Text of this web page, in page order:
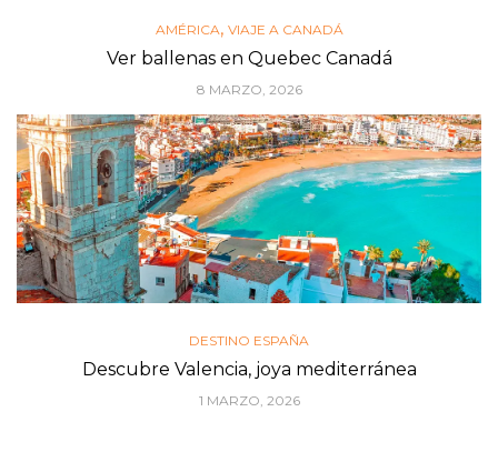
AMÉRICA, VIAJE A CANADÁ
Ver ballenas en Quebec Canadá
8 MARZO, 2026
DESTINO ESPAÑA
Descubre Valencia, joya mediterránea
1 MARZO, 2026